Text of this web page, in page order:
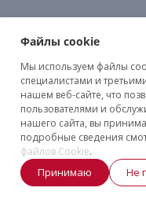
Заказать
Подписаться на
Клиентское
Политика
2026 © «Словодело».
Файлы cookie
Мы используем файлы
специалистами и
нашем веб-сайте, что
пользователями и
нашего сайта, вы
подробные сведения
файлов Cookie.
Принимаю Не